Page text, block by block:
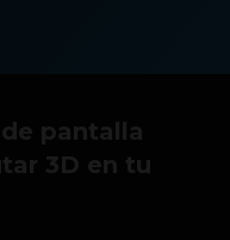
pantalla
3D en tu